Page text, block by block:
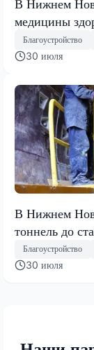
В Нижнем
медицины
Благоустройство
30 июля
В Нижнем
тоннель до
Благоустройство
30 июля